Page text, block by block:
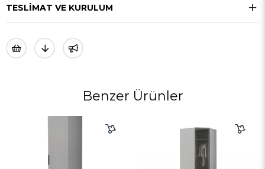
TESLIMAT VE KURULUM
Benzer Ürünler